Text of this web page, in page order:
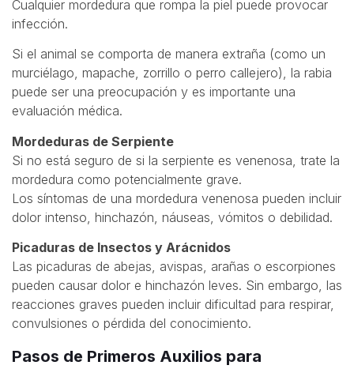
Cualquier mordedura que rompa la piel puede provocar
infección.
Si el animal se comporta de manera extraña (como un
murciélago, mapache, zorrillo o perro callejero), la rabia
puede ser una preocupación y es importante una
evaluación médica.
Mordeduras de Serpiente
Si no está seguro de si la serpiente es venenosa, trate la
mordedura como potencialmente grave.
Los síntomas de una mordedura venenosa pueden incluir
dolor intenso, hinchazón, náuseas, vómitos o debilidad.
Picaduras de Insectos y Arácnidos
Las picaduras de abejas, avispas, arañas o escorpiones
pueden causar dolor e hinchazón leves. Sin embargo, las
reacciones graves pueden incluir dificultad para respirar,
convulsiones o pérdida del conocimiento.
Pasos de Primeros Auxilios para